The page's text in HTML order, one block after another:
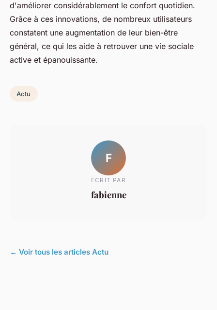
d'améliorer considérablement le confort quotidien.
Grâce à ces innovations, de nombreux utilisateurs
constatent une augmentation de leur bien-être
général, ce qui les aide à retrouver une vie sociale
active et épanouissante.
Actu
F
ECRIT PAR
fabienne
← Voir tous les articles Actu